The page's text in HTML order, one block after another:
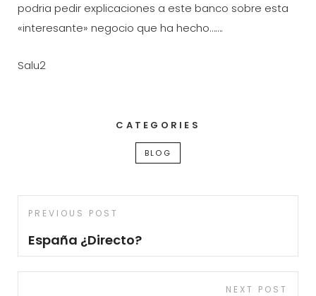
podria pedir explicaciones a este banco sobre esta
«interesante» negocio que ha hecho…….
Salu2
CATEGORIES
BLOG
Navegación
de
entradas
Previous
Post
PREVIOUS POST
España ¿Directo?
NEXT POST